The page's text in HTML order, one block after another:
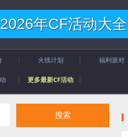
2026年CF活动大全
火线计划 福利派对
更多最新CF活动